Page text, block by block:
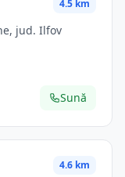
4.5 km
jud. Ilfov
Sună
4.6 km